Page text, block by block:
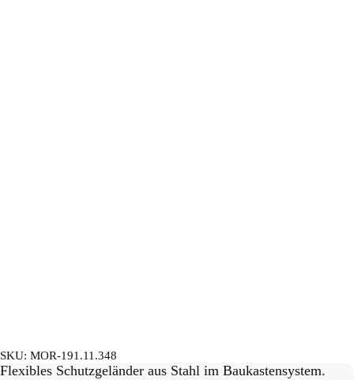
SKU: MOR-191.11.348
Flexibles Schutzgeländer aus Stahl im Baukastensystem.